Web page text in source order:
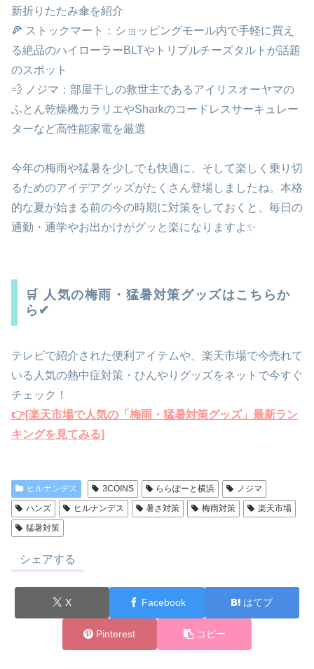
新折りたたみ傘を紹介
🍕 ストックマート：ショッピングモール内で手軽に買え
る絶品のハイローラーBLTやトリプルチーズタルトが話題
のスポット
💨 ノジマ：部屋干しの救世主であるアイリスオーヤマの
ふとん乾燥機カラリエやSharkのコードレスサーキュレー
ターなど高性能家電を厳選
今年の梅雨や猛暑を少しでも快適に、そして楽しく乗り切
るためのアイデアグッズがたくさん登場しましたね。本格
的な夏が始まる前の今の時期に対策をしておくと、毎日の
通勤・通学やお出かけがグッと楽になりますよ✨
🛒 人気の梅雨・猛暑対策グッズはこちらか
ら✔
テレビで紹介された便利アイテムや、楽天市場で今売れて
いる人気の熱中症対策・ひんやりグッズをネットで今すぐ
チェック！
👉[楽天市場で人気の「梅雨・猛暑対策グッズ」最新ラン
キングを見てみる]
ヒルナンデス 3COINS ららぽーと横浜
ノジマ
ハンズ
ヒルナンデス 暑さ対策 梅雨対策
楽天市場
猛暑対策
シェアする
X Facebook はてブ
Pinterest コピー